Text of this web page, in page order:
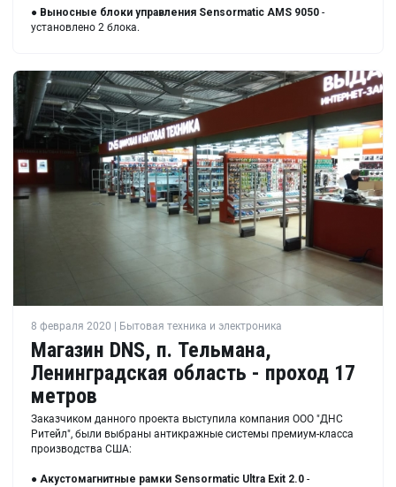
● Выносные блоки управления Sensormatic AMS 9050 -
установлено 2 блока.
8 февраля 2020 | Бытовая техника и электроника
Магазин DNS, п. Тельмана,
Ленинградская область - проход 17
метров
Заказчиком данного проекта выступила компания ООО "ДНС
Ритейл", были выбраны антикражные системы премиум-класса
производства США:
● Акустомагнитные рамки Sensormatic Ultra Exit 2.0 -